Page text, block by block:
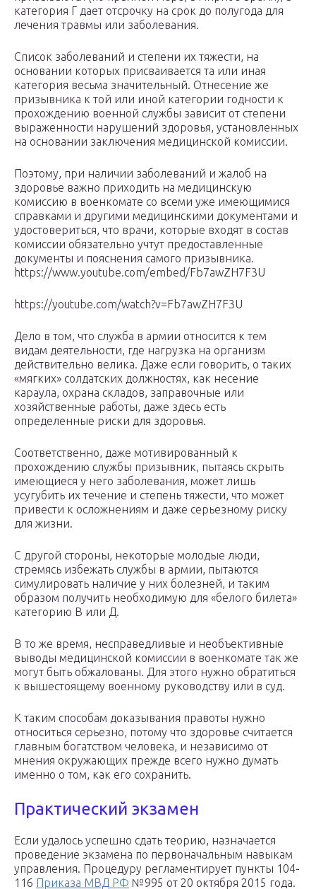
категория Г дает отсрочку на срок до полугода для
лечения травмы или заболевания.
Список заболеваний и степени их тяжести, на
основании которых присваивается та или иная
категория весьма значительный. Отнесение же
призывника к той или иной категории годности к
прохождению военной службы зависит от степени
выраженности нарушений здоровья, установленных
на основании заключения медицинской комиссии.
Поэтому, при наличии заболеваний и жалоб на
здоровье важно приходить на медицинскую
комиссию в военкомате со всеми уже имеющимися
справками и другими медицинскими документами и
удостовериться, что врачи, которые входят в состав
комиссии обязательно учтут предоставленные
документы и пояснения самого призывника.
https://www.youtube.com/embed/Fb7awZH7F3U
https://youtube.com/watch?v=Fb7awZH7F3U
Дело в том, что служба в армии относится к тем
видам деятельности, где нагрузка на организм
действительно велика. Даже если говорить, о таких
«мягких» солдатских должностях, как несение
караула, охрана складов, заправочные или
хозяйственные работы, даже здесь есть
определенные риски для здоровья.
Соответственно, даже мотивированный к
прохождению службы призывник, пытаясь скрыть
имеющиеся у него заболевания, может лишь
усугубить их течение и степень тяжести, что может
привести к осложнениям и даже серьезному риску
для жизни.
С другой стороны, некоторые молодые люди,
стремясь избежать службы в армии, пытаются
симулировать наличие у них болезней, и таким
образом получить необходимую для «белого билета»
категорию В или Д.
В то же время, несправедливые и необъективные
выводы медицинской комиссии в военкомате так же
могут быть обжалованы. Для этого нужно обратиться
к вышестоящему военному руководству или в суд.
К таким способам доказывания правоты нужно
относиться серьезно, потому что здоровье считается
главным богатством человека, и независимо от
мнения окружающих прежде всего нужно думать
именно о том, как его сохранить.
Практический экзамен
Если удалось успешно сдать теорию, назначается
проведение экзамена по первоначальным навыкам
управления. Процедуру регламентирует пункты 104-
116 Приказа МВД РФ №995 от 20 октября 2015 года.